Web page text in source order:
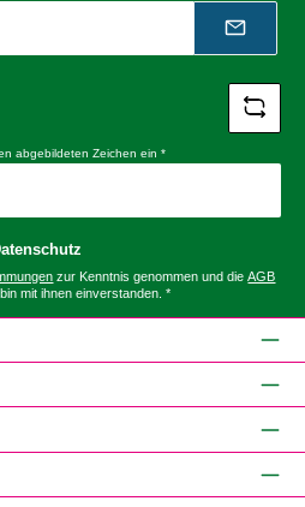
abgebildeten Zeichen ein *
zur Kenntnis genommen und dieAGB
mit ihnen einverstanden. *